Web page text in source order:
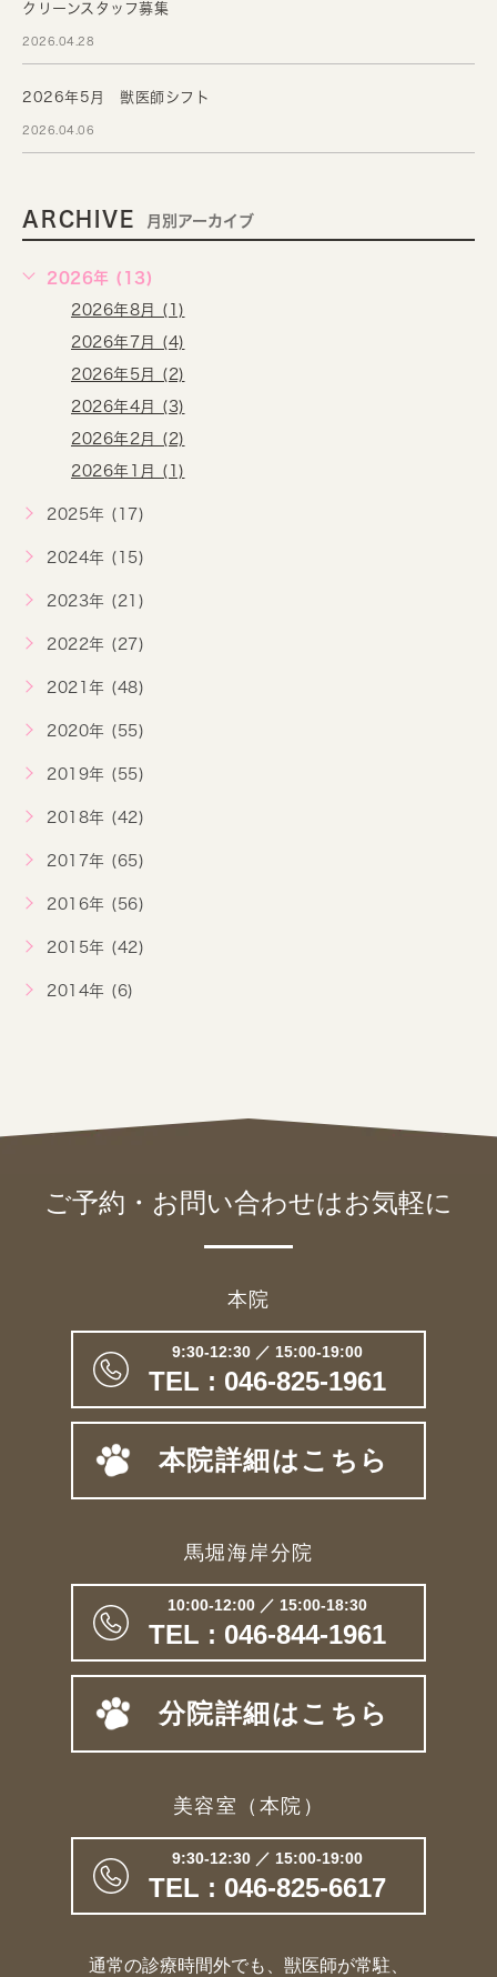
クリーンスタッフ募集
2026.04.28
2026年5月 獣医師シフト
2026.04.06
ARCHIVE 月別アーカイブ
2026年 (13)
2026年8月 (1)
2026年7月 (4)
2026年5月 (2)
2026年4月 (3)
2026年2月 (2)
2026年1月 (1)
2025年 (17)
2024年 (15)
2023年 (21)
2022年 (27)
2021年 (48)
2020年 (55)
2019年 (55)
2018年 (42)
2017年 (65)
2016年 (56)
2015年 (42)
2014年 (6)
ご予約・お問い合わせはお気軽に
本院
9:30-12:30 ／ 15:00-19:00
TEL : 046-825-1961
本院詳細はこちら
馬堀海岸分院
10:00-12:00 ／ 15:00-18:30
TEL : 046-844-1961
分院詳細はこちら
美容室（本院）
9:30-12:30 ／ 15:00-19:00
TEL : 046-825-6617
通常の診療時間外でも、獣医師が常駐、